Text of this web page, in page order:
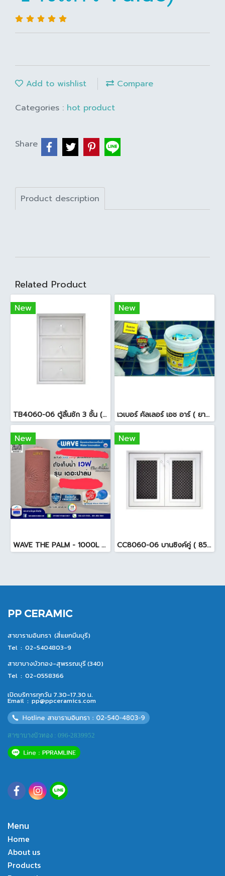
Add to wishlist
Compare
Categories : hot product
Share
Product description
Related Product
New
TB4060-06 ตู้ลิ้นชัก 3 ชั้น ( 45.7 x 54 x 65.5cm ) สีขาว
New
เวเบอร์ คัลเลอร์ เอช อาร์ ( ยาแนวสระว่ายน้ำ ) 18.5 กก. สีดำ
New
WAVE THE PALM - 1000L ถังเก็บน้ำ ( ท่อใน+ลูกลอย ) สีแดงสยาม
New
CC8060-06 บานซิงค์คู่ ( 85.5x65.5x10cm. ) สีขาว
PP CERAMIC
สาขารามอินทรา (สี่แยกมีนบุรี)
Tel : 02-5404803-9
สาขาบางบัวทอง-สุพรรณบุรี (340)
Tel : 02-0558366
เปิดบริการทุกวัน 7.30-17.30 น.
Email : pp@ppceramics.com
สาขาบางบัวทอง : 096-2839952
Menu
Home
About us
Products